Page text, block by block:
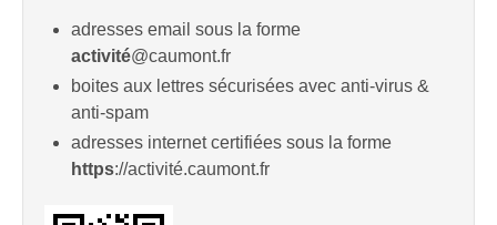
adresses email sous la forme
activité@caumont.fr
boites aux lettres sécurisées avec anti-virus &
anti-spam
adresses internet certifiées sous la forme
https://activité.caumont.fr